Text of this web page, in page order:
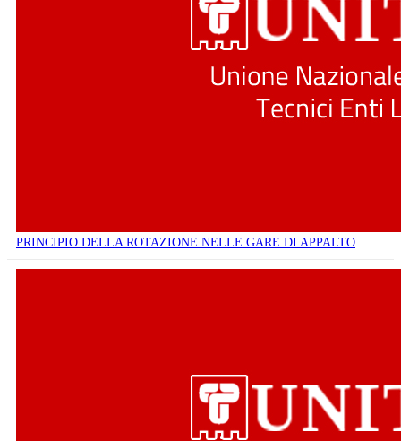
PRINCIPIO DELLA ROTAZIONE NELLE GARE DI APPALTO